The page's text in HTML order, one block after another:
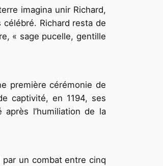
imagina unir Richard,
Richard resta de
« sage pucelle, gentille
première cérémonie de
captivité, en 1194, ses
l’humiliation de la
un combat entre cinq